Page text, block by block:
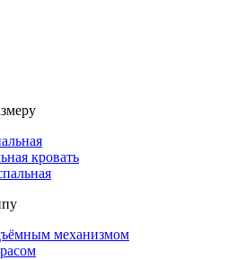
кровать
механизмом